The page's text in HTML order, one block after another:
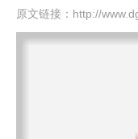
原文链接： http://